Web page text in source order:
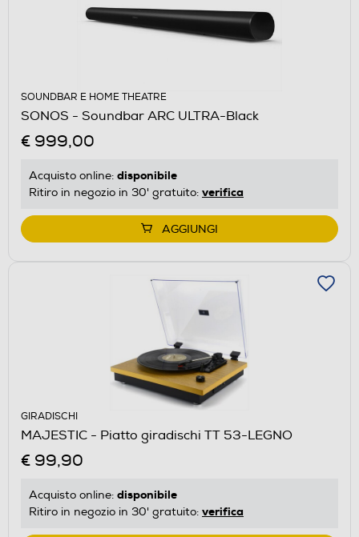
SOUNDBAR E HOME THEATRE
SONOS - Soundbar ARC ULTRA-Black
€ 999,00
Acquisto online: disponibile
Ritiro in negozio in 30' gratuito: verifica
AGGIUNGI
GIRADISCHI
MAJESTIC - Piatto giradischi TT 53-LEGNO
€ 99,90
Acquisto online: disponibile
Ritiro in negozio in 30' gratuito: verifica